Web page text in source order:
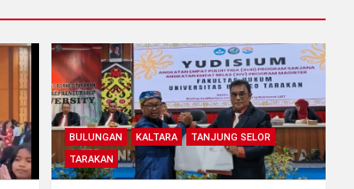
BULUNGAN KALTARA
TANJUNG SELOR
TARAKAN